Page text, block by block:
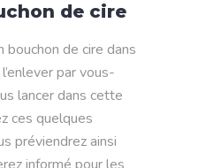
de cire
bouchon de cire dans
par vous-
lancer dans cette
ces quelques
préviendrez ainsi